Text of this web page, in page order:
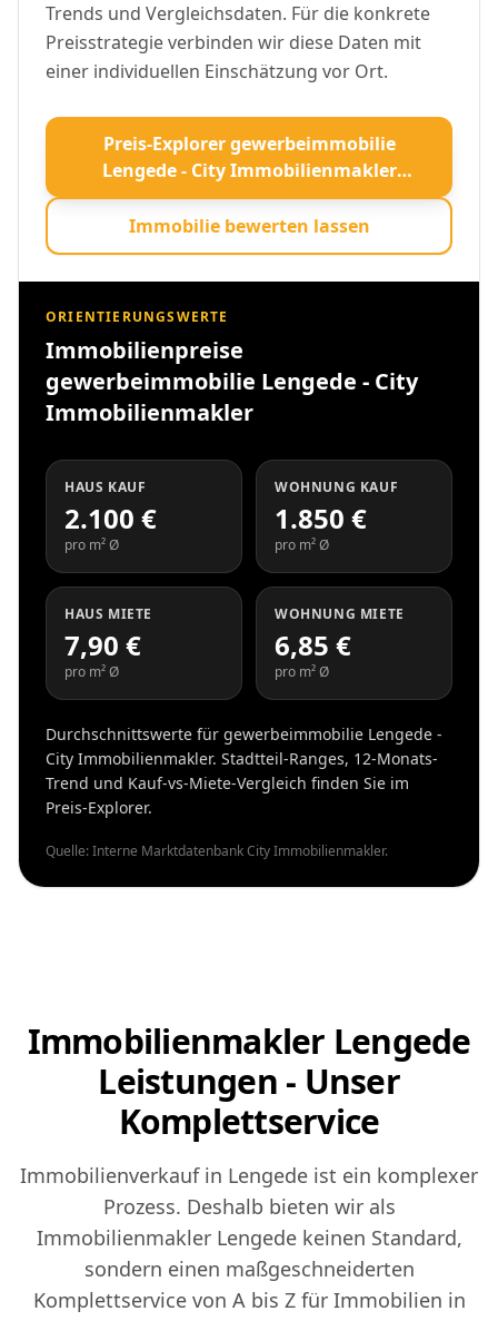
Trends und Vergleichsdaten. Für die konkrete
Preisstrategie verbinden wir diese Daten mit
einer individuellen Einschätzung vor Ort.
Preis-Explorer gewerbeimmobilie
Lengede - City Immobilienmakler
öffnen
Immobilie bewerten lassen
ORIENTIERUNGSWERTE
Immobilienpreise
gewerbeimmobilie Lengede - City
Immobilienmakler
HAUS KAUF
2.100 €
pro m² Ø
WOHNUNG KAUF
1.850 €
pro m² Ø
HAUS MIETE
7,90 €
pro m² Ø
WOHNUNG MIETE
6,85 €
pro m² Ø
Durchschnittswerte für gewerbeimmobilie Lengede -
City Immobilienmakler. Stadtteil-Ranges, 12-Monats-
Trend und Kauf-vs-Miete-Vergleich finden Sie im
Preis-Explorer.
Quelle: Interne Marktdatenbank City Immobilienmakler.
Immobilienmakler Lengede
Leistungen - Unser
Komplettservice
Immobilienverkauf in Lengede ist ein komplexer
Prozess. Deshalb bieten wir als
Immobilienmakler Lengede keinen Standard,
sondern einen maßgeschneiderten
Komplettservice von A bis Z für Immobilien in